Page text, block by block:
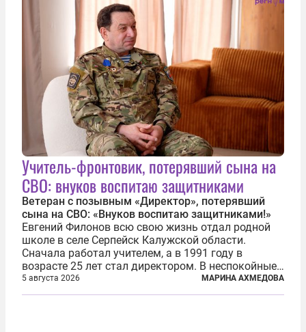
Учитель-фронтовик, потерявший сына на
СВО: внуков воспитаю защитниками
Ветеран с позывным «Директор», потерявший
сына на СВО: «Внуков воспитаю защитниками!»
Евгений Филонов всю свою жизнь отдал родной
школе в селе Серпейск Калужской области.
Сначала работал учителем, а в 1991 году в
возрасте 25 лет стал директором. В неспокойные
90-е он сумел спасти школу от закрытия и со
временем сделал ее лучшей в районе. В 2023 году
5 августа 2026 МАРИНА АХМЕДОВА